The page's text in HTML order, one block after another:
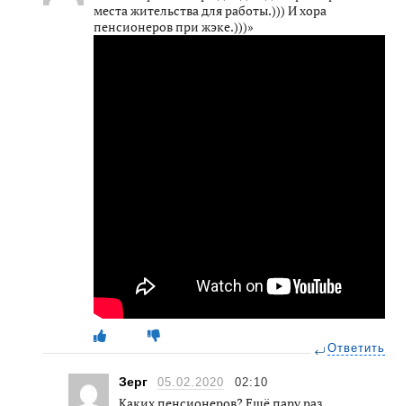
места жительства для работы.))) И хора
пенсионеров при жэке.)))»
Ответить
Зерг 05.02.2020 02:10